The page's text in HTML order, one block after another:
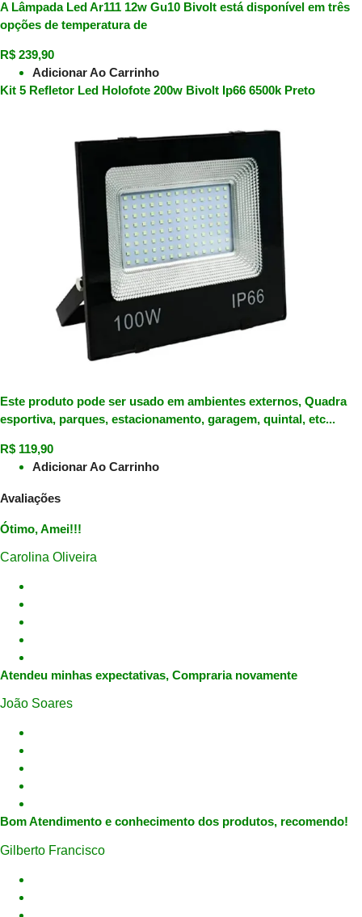
A Lâmpada Led Ar111 12w Gu10 Bivolt está disponível em três
opções de temperatura de
R$ 239,90
Adicionar Ao Carrinho
Kit 5 Refletor Led Holofote 200w Bivolt Ip66 6500k Preto
Este produto pode ser usado em ambientes externos, Quadra
esportiva, parques, estacionamento, garagem, quintal, etc...
R$ 119,90
Adicionar Ao Carrinho
Avaliações
Ótimo, Amei!!!
Carolina Oliveira
Atendeu minhas expectativas, Compraria novamente
João Soares
Bom Atendimento e conhecimento dos produtos, recomendo!
Gilberto Francisco